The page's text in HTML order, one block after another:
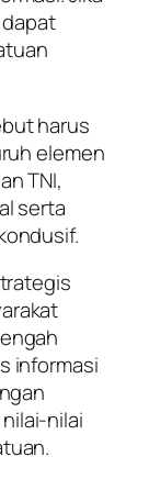
harus
elemen
TNI,
serta
informasi
nilai